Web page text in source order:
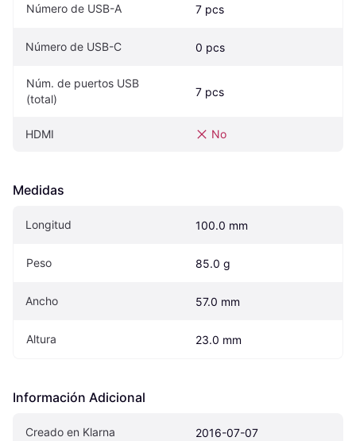
Número de USB-A 7 pcs
Número de USB-C 0 pcs
Núm. de puertos USB
(total)
7 pcs
HDMI No
Medidas
Longitud 100.0 mm
Peso 85.0 g
Ancho 57.0 mm
Altura 23.0 mm
Información Adicional
Creado en Klarna 2016-07-07